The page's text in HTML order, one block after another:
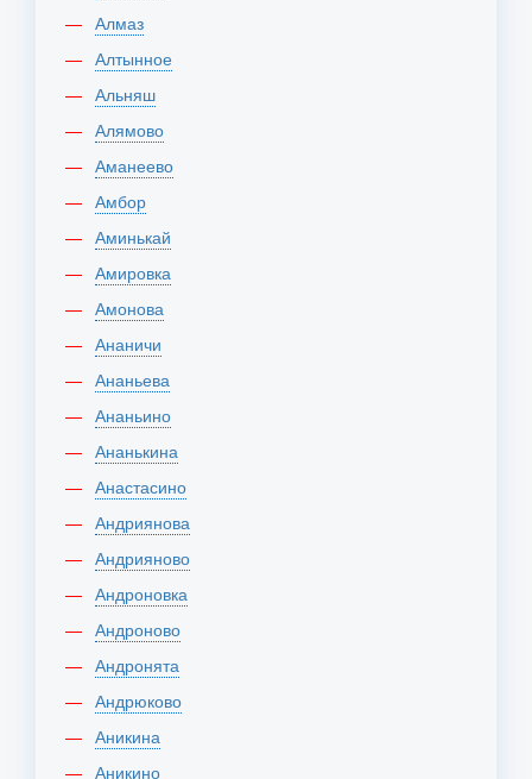
Алмаз
Алтынное
Альняш
Алямово
Аманеево
Амбор
Аминькай
Амировка
Амонова
Ананичи
Ананьева
Ананьино
Ананькина
Анастасино
Андриянова
Андрияново
Андроновка
Андроново
Андронята
Андрюково
Аникина
Аникино